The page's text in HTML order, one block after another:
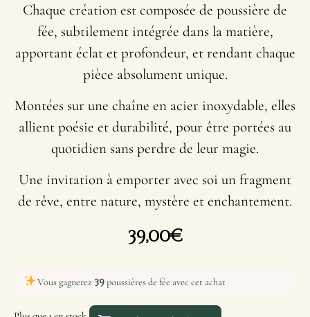
Chaque création est composée de poussière de
fée, subtilement intégrée dans la matière,
apportant éclat et profondeur, et rendant chaque
pièce absolument unique.
Montées sur une chaîne en acier inoxydable, elles
allient poésie et durabilité, pour être portées au
quotidien sans perdre de leur magie.
Une invitation à emporter avec soi un fragment
de rêve, entre nature, mystère et enchantement.
39,00€
Vous gagnerez 39poussières de fée avec cet achat